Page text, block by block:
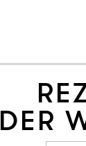
DER